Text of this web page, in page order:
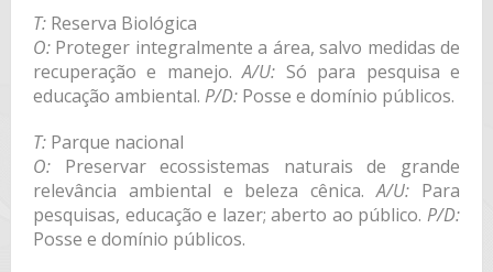
T:Reserva Biológica
O:Proteger integralmente a área, salvo medidas de
recuperação e manejo.A/U: Só para pesquisa e
educação ambiental. P/D:Posse e domínio públicos.
T:Parque nacional
O:Preservar ecossistemas naturais de grande
relevância ambiental e beleza cênica.A/U: Para
pesquisas, educação e lazer; aberto ao público.P/D:
Posse e domínio públicos.